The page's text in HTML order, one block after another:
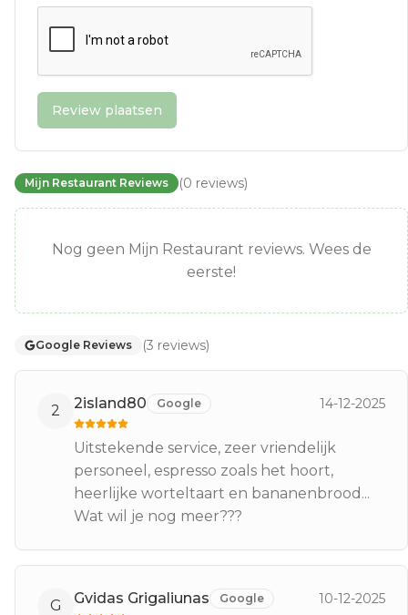
Review plaatsen
Mijn Restaurant Reviews (0 reviews)
Nog geen Mijn Restaurant reviews. Wees de
eerste!
Google Reviews (3 reviews)
2 2island80 Google 14-12-2025
Uitstekende service, zeer vriendelijk
personeel, espresso zoals het hoort,
heerlijke worteltaart en bananenbrood...
Wat wil je nog meer???
G Gvidas Grigaliunas Google 10-12-2025